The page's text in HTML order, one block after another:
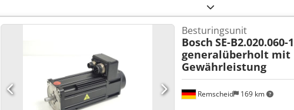
Remscheid 169 km
Besturingsunit
Bosch SE-B2.020.060-
generalüberholt mit
Gewährleistung